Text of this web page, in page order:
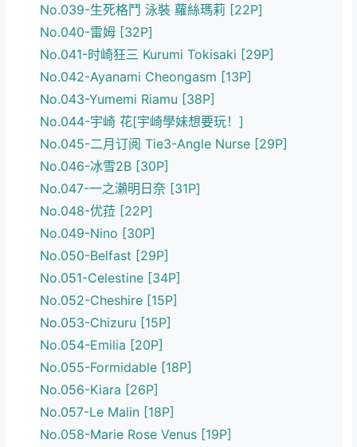
No.039-生死格鬥 泳裝 蘿絲瑪莉 [22P]
No.040-雷姆 [32P]
No.041-时崎狂三 Kurumi Tokisaki [29P]
No.042-Ayanami Cheongasm [13P]
No.043-Yumemi Riamu [38P]
No.044-宇崎 花[宇崎學妹想要玩！]
No.045-二月订阅 Tie3-Angle Nurse [29P]
No.046-冰雪2B [30P]
No.047-一之瀨明日奈 [31P]
No.048-优菈 [22P]
No.049-Nino [30P]
No.050-Belfast [29P]
No.051-Celestine [34P]
No.052-Cheshire [15P]
No.053-Chizuru [15P]
No.054-Emilia [20P]
No.055-Formidable [18P]
No.056-Kiara [26P]
No.057-Le Malin [18P]
No.058-Marie Rose Venus [19P]